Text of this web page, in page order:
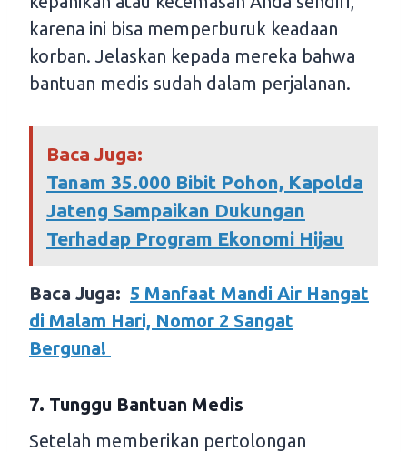
karena ini bisa memperburuk keadaan
korban. Jelaskan kepada mereka bahwa
bantuan medis sudah dalam perjalanan.
Baca Juga:
Tanam 35.000 Bibit Pohon, Kapolda
Jateng Sampaikan Dukungan
Terhadap Program Ekonomi Hijau
Baca Juga: 5 Manfaat Mandi Air Hangat
di Malam Hari, Nomor 2 Sangat
Berguna!
7. Tunggu Bantuan Medis
Setelah memberikan pertolongan